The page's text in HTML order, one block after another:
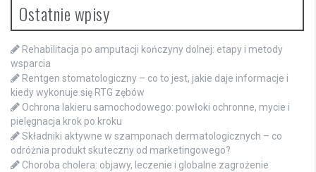
Ostatnie wpisy
Rehabilitacja po amputacji kończyny dolnej: etapy i metody
wsparcia
Rentgen stomatologiczny – co to jest, jakie daje informacje i
kiedy wykonuje się RTG zębów
Ochrona lakieru samochodowego: powłoki ochronne, mycie i
pielęgnacja krok po kroku
Składniki aktywne w szamponach dermatologicznych – co
odróżnia produkt skuteczny od marketingowego?
Choroba cholera: objawy, leczenie i globalne zagrożenie